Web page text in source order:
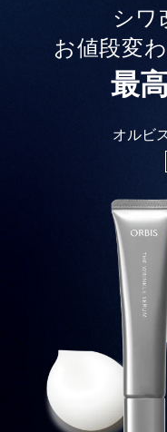
シワ
お値段変
最
オルビ